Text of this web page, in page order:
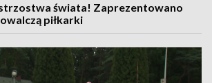
świata! Zaprezentowano
piłkarki